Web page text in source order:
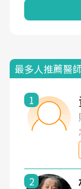
最多人推薦醫
1
2